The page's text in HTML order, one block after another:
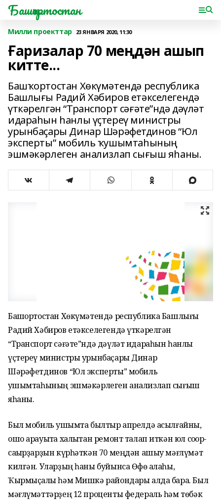
Башҡортостан
Милли проекттар 23 ЯНВАРЯ 2020, 11:30
Ғаризалар 70 меңдән ашып
китте...
Башҡортостан Хөкүмәтендә республика
Башлығы Радий Хәбиров етәкселегендә
үткәрелгән “Транспорт сәғәте”ндә дәүләт
идараһын һанлы үҫтереү министры
урынбаҫары Динар Шәрәфетдинов “Юл
эксперты” мобиль ҡушымтаһының
эшмәкәрлеген анализлап сығыш яһаны.
Башҡортостан Хөкүмәтендә республика Башлығы
Радий Хәбиров етәкселегендә үткәрелгән
“Транспорт сәғәте”ндә дәүләт идараһын һанлы
үҫтереү министры урынбаҫары Динар
Шәрәфетдинов “Юл эксперты” мобиль
ҡушымтаһының эшмәкәрлеген анализлап сығыш
яһаны.
Был мобиль ҡушымта былтыр апрелдә асылғайны,
ошо арауыҡта халыҡтан ремонт талап иткән юл соҡор-
саҡырҙарҙын күрһәткән 70 меңдән ашыу мәғлүмәт
килгән. Уларҙың һаны буйынса Өфө ҡалаһы,
Ҡырмыҫҡалы һәм Мишкә райондары алда бара. Был
мәғлүмәттәрҙең 12 проценты федераль һәм төбәк